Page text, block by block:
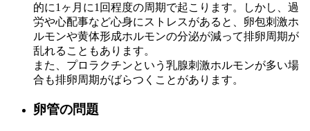
的に1ヶ月に1回程度の周期で起こります。しかし、過
労や心配事など心身にストレスがあると、卵包刺激ホ
ルモンや黄体形成ホルモンの分泌が減って排卵周期が
乱れることもあります。
また、プロラクチンという乳腺刺激ホルモンが多い場
合も排卵周期がばらつくことがあります。
卵管の問題